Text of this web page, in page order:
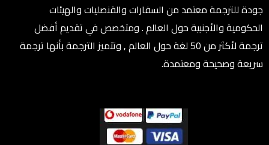
جودة للترجمة معتمد من السفارات والقنصليات والهيئات
الحكومية والأجنبية حول العالم . ومتخصص في تقديم أفضل
ترجمة لأكثر من 50 لغة حول العالم , وتتميز الترجمة بأنها ترجمة
سريعة وصحيحة ومعتمدة.